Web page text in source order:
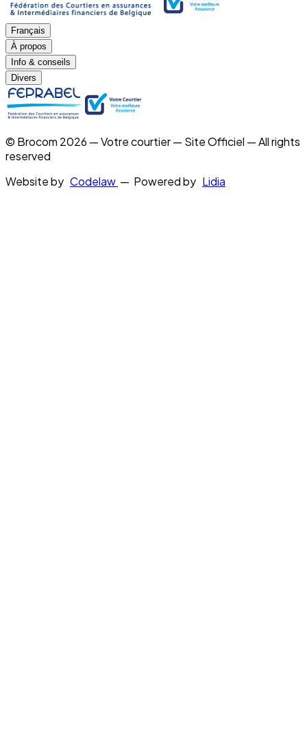
Français
À propos
Info & conseils
Divers
© Brocom 2026 — Votre courtier — Site Officiel — All rights
reserved
Website by Codelaw — Powered by Lidia